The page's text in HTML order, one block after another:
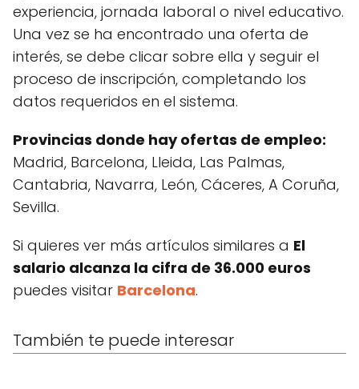
experiencia, jornada laboral o nivel educativo.
Una vez se ha encontrado una oferta de
interés, se debe clicar sobre ella y seguir el
proceso de inscripción, completando los
datos requeridos en el sistema.
Provincias donde hay ofertas de empleo:
Madrid, Barcelona, Lleida, Las Palmas,
Cantabria, Navarra, León, Cáceres, A Coruña,
Sevilla.
Si quieres ver más artículos similares a El
salario alcanza la cifra de 36.000 euros
puedes visitar Barcelona.
También te puede interesar